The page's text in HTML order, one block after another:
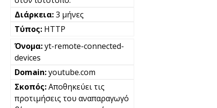
3 μήνες
HTTP
yt-remote-connected-
devices
youtube.com
Αποθηκεύει τις
προτιμήσεις του αναπαραγωγό